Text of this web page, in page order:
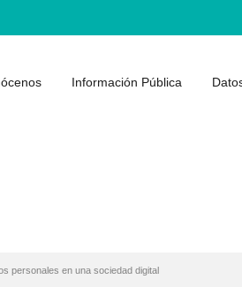
Información Pública
personales en una sociedad digital